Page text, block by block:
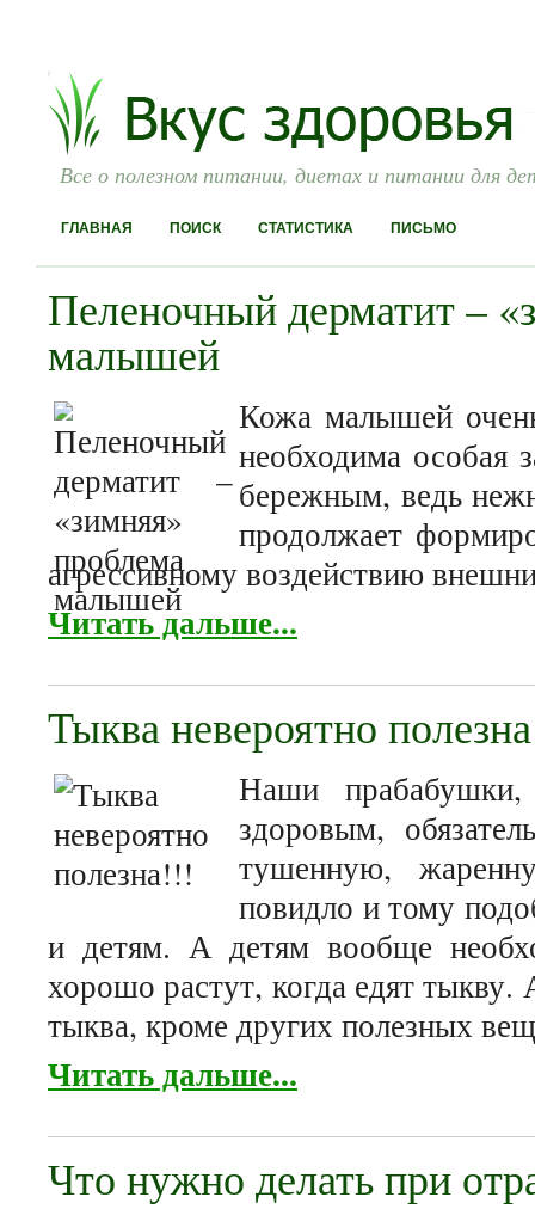
Все о полезном питании, диетах и питании для
ГЛАВНАЯ ПОИСК СТАТИСТИКА ПИСЬМО
Пеленочный дерматит –
малышей
Кожа малышей
необходима особая
бережным, ведь
продолжает
агрессивному воздействию
Читать дальше...
Тыква невероятно
Наши
здоровым,
тушенную,
повидло и тому
и детям. А детям вообще
хорошо растут, когда едят
тыква, кроме других полезных
Читать дальше...
Что нужно делать при